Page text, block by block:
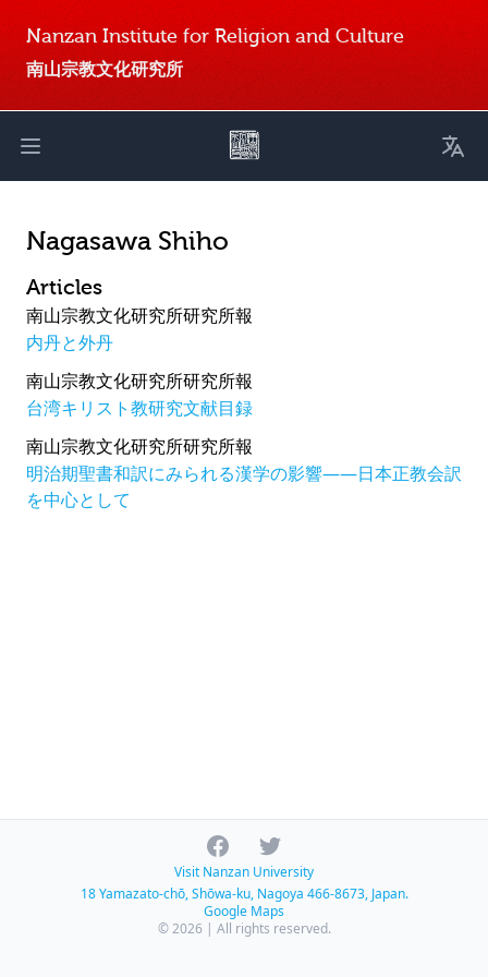
Nanzan Institute for Religion and Culture
南山宗教文化研究所
Open main menu
Nagasawa Shiho
Articles
南山宗教文化研究所研究所報
内丹と外丹
南山宗教文化研究所研究所報
台湾キリスト教研究文献目録
南山宗教文化研究所研究所報
明治期聖書和訳にみられる漢学の影響――日本正教会訳
を中心として
FacebookTwitter
Visit Nanzan University
18 Yamazato-chō, Shōwa-ku, Nagoya 466-8673, Japan.
Google Maps
© 2026 | All rights reserved.